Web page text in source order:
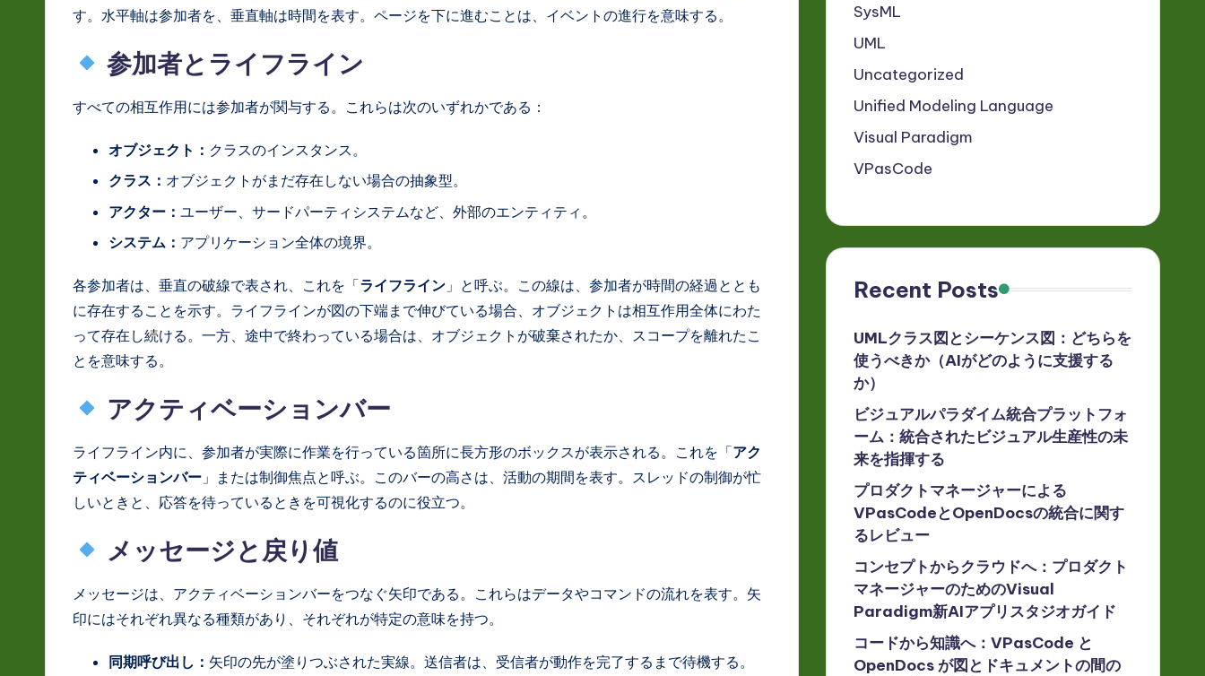
&
In
す。水平軸は参加者を、垂直軸は時間を表す。ページを下に進むことは、イベントの進行を意味する。
参加者とライフライン
すべての相互作用には参加者が関与する。これらは次のいずれかである：
オブジェクト： クラスのインスタンス。
クラス： オブジェクトがまだ存在しない場合の抽象型。
アクター： ユーザー、サードパーティシステムなど、外部のエンティティ。
システム： アプリケーション全体の境界。
各参加者は、垂直の破線で表され、これを「ライフライン 」と呼ぶ。この線は、参加者が時間の経過ととも
に存在することを示す。ライフラインが図の下端まで伸びている場合、オブジェクトは相互作用全体にわた
って存在し続ける。一方、途中で終わっている場合は、オブジェクトが破棄されたか、スコープを離れたこ
とを意味する。
アクティベーションバー
ライフライン内に、参加者が実際に作業を行っている箇所に長方形のボックスが表示される。これを「アク
ティベーションバー 」または制御焦点と呼ぶ。このバーの高さは、活動の期間を表す。スレッドの制御が忙
しいときと、応答を待っているときを可視化するのに役立つ。
メッセージと戻り値
メッセージは、アクティベーションバーをつなぐ矢印である。これらはデータやコマンドの流れを表す。矢
印にはそれぞれ異なる種類があり、それぞれが特定の意味を持つ。
同期呼び出し： 矢印の先が塗りつぶされた実線。送信者は、受信者が動作を完了するまで待機する。
SysML
UML
Uncategorized
Unified Modeling Language
Visual Paradigm
VPasCode
Recent Posts
UMLクラス図とシーケンス図：どちらを
使うべきか（AIがどのように支援する
か）
ビジュアルパラダイム統合プラットフォ
ーム：統合されたビジュアル生産性の未
来を指揮する
プロダクトマネージャーによる
VPasCodeとOpenDocsの統合に関す
るレビュー
コンセプトからクラウドへ：プロダクト
マネージャーのためのVisual
Paradigm新AIアプリスタジオガイド
コードから知識へ：VPasCode と
OpenDocs が図とドキュメントの間の